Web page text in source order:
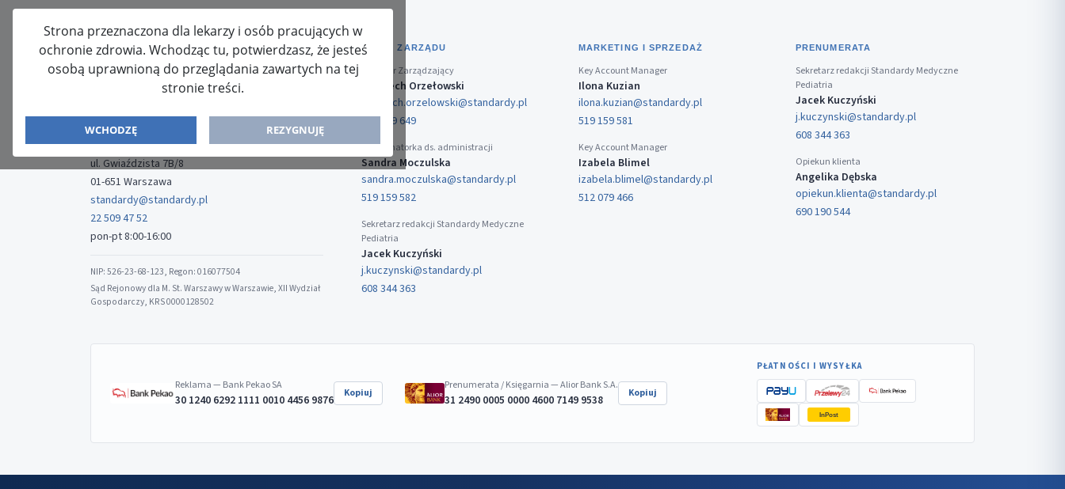
Strona przeznaczona dla lekarzy i osób pracujących w
ochronie zdrowia. Wchodząc tu, potwierdzasz, że jesteś
osobą uprawnioną do przeglądania zawartych na tej
stronie treści.
WCHODZĘ REZYGNUJĘ
ISSN: 2080-5438
Media-Press Sp. z o.o.
ul. Gwiaździsta 7B/8
01-651 Warszawa
standardy@standardy.pl
22 509 47 52
pon-pt 8:00-16:00
NIP: 526-23-68-123, Regon: 016077504
Sąd Rejonowy dla M. St. Warszawy w Warszawie, XII Wydział
Gospodarczy, KRS 0000128502
BIURO ZARZĄDU
Dyrektor Zarządzający
Wojciech Orzełowski
wojciech.orzelowski@standardy.pl
519 159 649
Koordynatorka ds. administracji
Sandra Moczulska
sandra.moczulska@standardy.pl
519 159 582
Sekretarz redakcji Standardy Medyczne
Pediatria
Jacek Kuczyński
j.kuczynski@standardy.pl
608 344 363
MARKETING I SPRZEDAŻ
Key Account Manager
Ilona Kuzian
ilona.kuzian@standardy.pl
519 159 581
Key Account Manager
Izabela Blimel
izabela.blimel@standardy.pl
512 079 466
PRENUMERATA
Sekretarz redakcji Standardy Medyczne
Pediatria
Jacek Kuczyński
j.kuczynski@standardy.pl
608 344 363
Opiekun klienta
Angelika Dębska
opiekun.klienta@standardy.pl
690 190 544
Reklama — Bank Pekao SA
30 1240 6292 1111 0010 4456 9876 Kopiuj
Prenumerata / Księgarnia — Alior Bank S.A.
31 2490 0005 0000 4600 7149 9538 Kopiuj
PŁATNOŚCI I WYSYŁKA
InPost